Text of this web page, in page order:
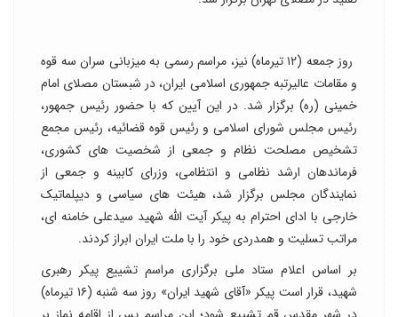
روز جمعه (۱۲ تیرماه) نیز، مراسم رسمی به میزبانی سران سه قوه
و مقامات عالیرتبه جمهوری اسلامی ایران، در شبستان مصلای امام
خمینی (ره) برگزار شد. در این آیین که با حضور رئیس جمهور،
رئیس مجلس شورای اسلامی و رئیس قوه قضائیه، رئیس مجمع
تشخیص مصلحت نظام و جمعی از شخصیت های کشوری،
فرماندهان ارشد نظامی و انتظامی، وزرای کابینه و جمعی از
نمایندگان مجلس برگزار شد، هیئت های سیاسی و دیپلماتیک
خارجی با ادای احترام به پیکر آیت الله شهید سیدعلی خامنه ای،
مراتب تسلیت و همدردی خود را با ملت ایران ابراز کردند.
بر اساس اعلام ستاد ملی برگزاری مراسم تشییع پیکر رهبری
شهید، قرار است پیکر «آقای شهید ایران» روز سه شنبه (۱۶ تیرماه)